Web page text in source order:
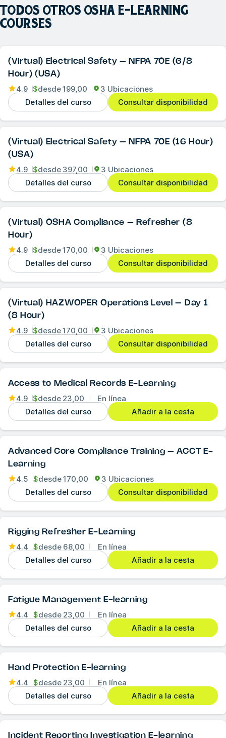
TODOS OTROS OSHA E-LEARNING
COURSES
(Virtual) Electrical Safety – NFPA 70E (6/8
Hour) (USA)
4.9 $desde199,00
3 Ubicaciones
Detalles del curso
Consultar disponibilidad
(Virtual) Electrical Safety – NFPA 70E (16 Hour)
(USA)
4.9 $desde 397,00
3 Ubicaciones
Detalles del curso
Consultar disponibilidad
(Virtual) OSHA Compliance – Refresher (8
Hour)
4.9 $desde170,00
3 Ubicaciones
Detalles del curso
Consultar disponibilidad
(Virtual) HAZWOPER Operations Level – Day 1
(8 Hour)
4.9 $desde170,00
3 Ubicaciones
Detalles del curso
Consultar disponibilidad
Access to Medical Records E-Learning
4.9 $desde 23,00
En línea
Detalles del curso
Añadir a la cesta
Advanced Core Compliance Training – ACCT E-
Learning
4.5 $desde170,00
3 Ubicaciones
Detalles del curso
Consultar disponibilidad
Rigging Refresher E-Learning
4.4 $desde 68,00
En línea
Detalles del curso
Añadir a la cesta
Fatigue Management E-learning
4.4 $desde 23,00
En línea
Detalles del curso
Añadir a la cesta
Hand Protection E-learning
4.4 $desde 23,00
En línea
Detalles del curso
Añadir a la cesta
Incident Reporting Investigation E-learning